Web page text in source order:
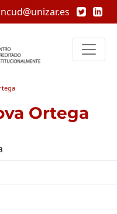
Ortega